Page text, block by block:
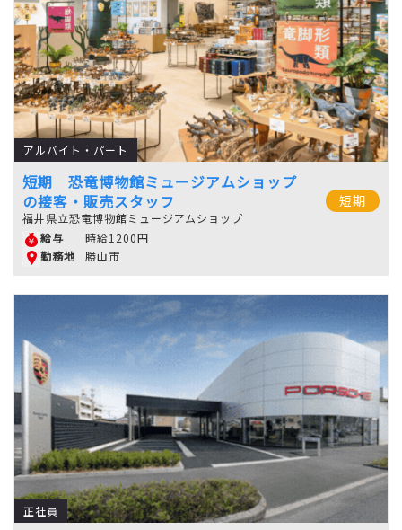
アルバイト・パート
短期 恐竜博物館ミュージアムショップ
の接客・販売スタッフ
福井県立恐竜博物館ミュージアムショップ
給与
時給1200円
勤務地
勝山市
短期
正社員